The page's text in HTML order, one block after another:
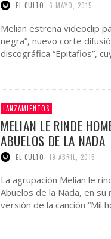
EL CULTO 6 MAYO, 2015
Melian estrena videoclip
negra”, nuevo corte
discográfica “Epitafios”,
LANZAMIENTOS
MELIAN LE RINDE
ABUELOS DE LA NADA
EL CULTO 19 ABRIL, 2015
La agrupación Melian le
Abuelos de la Nada, en su
versión de la canción “Mil